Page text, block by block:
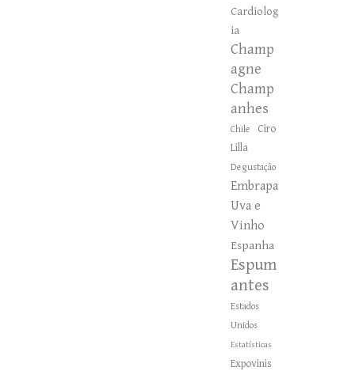
Cardiolog
ia
Champ
agne
Champ
anhes
Chile
Ciro
Lilla
Degustação
Embrapa
Uva e
Vinho
Espanha
Espum
antes
Estados
Unidos
Estatísticas
Expovinis